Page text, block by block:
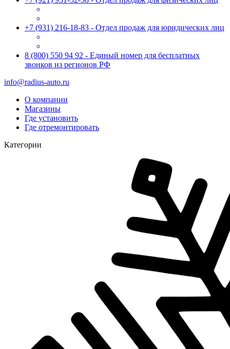
+7 (931) 216-18-83 - Отдел продаж для юридических лиц
8 (800) 550 94 92 - Единый номер для бесплатных
звонков из регионов РФ
info@radius-auto.ru
О компании
Магазины
Где установить
Где отремонтировать
Категории